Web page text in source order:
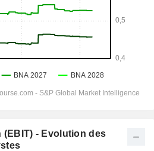
- Evolution des